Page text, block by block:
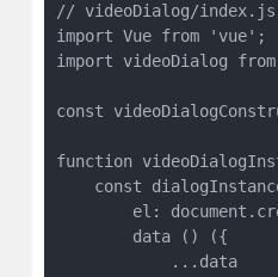
// videoDialog/index.js
import Vue from 'vue';
import videoDialog
const
function
const
el:
        data () ({
            ...data